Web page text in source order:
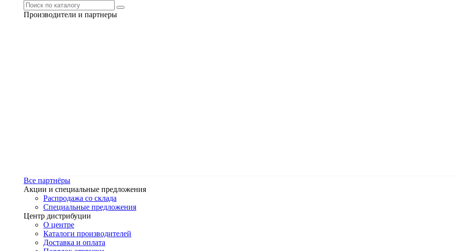
Производители и партнеры
Все партнёры
Акции и специальные предложения
Распродажа со склада
Специальные предложения
Центр дистрибуции
О центре
Каталоги производителей
Доставка и оплата